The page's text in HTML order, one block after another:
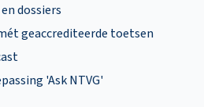
dossiers
geaccrediteerde toetsen
'Ask NTVG'